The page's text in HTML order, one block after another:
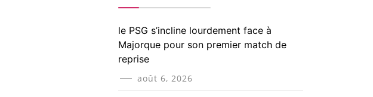
le PSG s’incline lourdement face à
Majorque pour son premier match de
reprise
août 6, 2026